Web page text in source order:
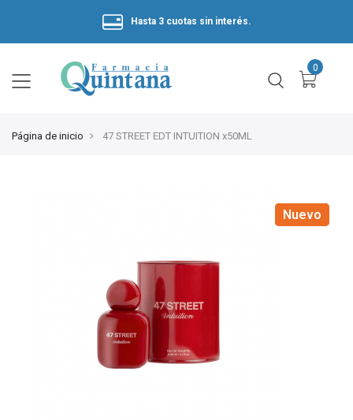
Hasta 3 cuotas sin interés.
Página de inicio 47 STREET EDT INTUITION x50ML
Nuevo
Nuevo